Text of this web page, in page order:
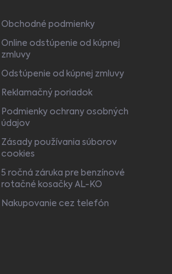
Obchodné podmienky
Online odstúpenie od kúpnej
zmluvy
Odstúpenie od kúpnej zmluvy
Reklamačný poriadok
Podmienky ochrany osobných
údajov
Zásady používania súborov
cookies
5 ročná záruka pre benzínové
rotačné kosačky AL-KO
Nakupovanie cez telefón